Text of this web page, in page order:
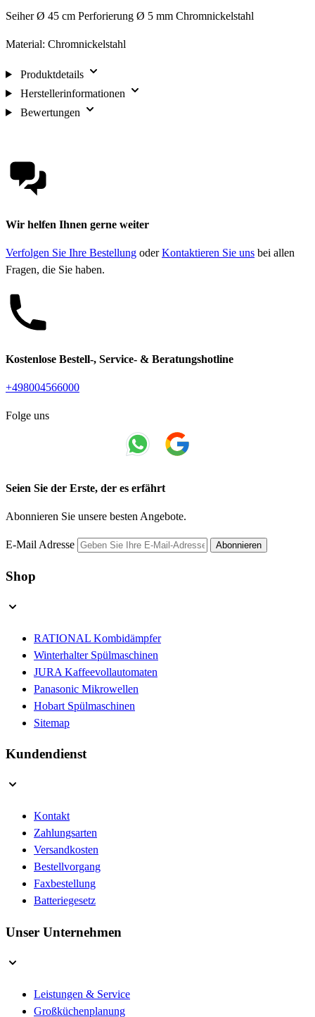
Seiher Ø 45 cm Perforierung Ø 5 mm Chromnickelstahl
Material: Chromnickelstahl
Produktdetails
Herstellerinformationen
Bewertungen
Wir helfen Ihnen gerne weiter
Verfolgen Sie Ihre Bestellung oderKontaktieren Sie uns bei allen
Fragen, die Sie haben.
Kostenlose Bestell-, Service- & Beratungshotline
+498004566000
Folge uns
Seien Sie der Erste, der es erfährt
Abonnieren Sie unsere besten Angebote.
E-Mail Adresse Abonnieren
Shop
RATIONAL Kombidämpfer
Winterhalter Spülmaschinen
JURA Kaffeevollautomaten
Panasonic Mikrowellen
Hobart Spülmaschinen
Sitemap
Kundendienst
Kontakt
Zahlungsarten
Versandkosten
Bestellvorgang
Faxbestellung
Batteriegesetz
Unser Unternehmen
Leistungen & Service
Großküchenplanung